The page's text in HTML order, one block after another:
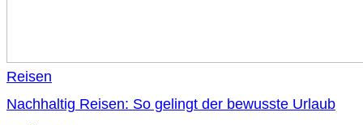
Reisen
Nachhaltig Reisen: So gelingt der bewusste Urlaub